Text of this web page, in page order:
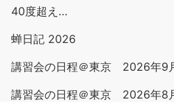
40度超え…
蝉日記 2026
講習会の日程＠東京 2026年9
講習会の日程＠東京 2026年8